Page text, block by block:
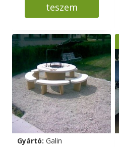
teszem
Gyártó: Galin